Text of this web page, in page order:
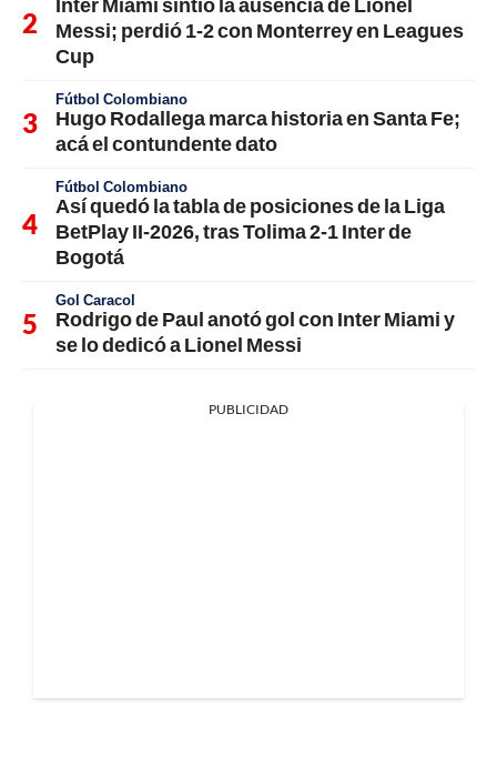
Messi; perdió 1-2 con Monterrey en Leagues
Cup
Fútbol Colombiano
Hugo Rodallega marca historia en Santa Fe;
acá el contundente dato
Fútbol Colombiano
Así quedó la tabla de posiciones de la Liga
BetPlay II-2026, tras Tolima 2-1 Inter de
Bogotá
Gol Caracol
Rodrigo de Paul anotó gol con Inter Miami y
se lo dedicó a Lionel Messi
PUBLICIDAD